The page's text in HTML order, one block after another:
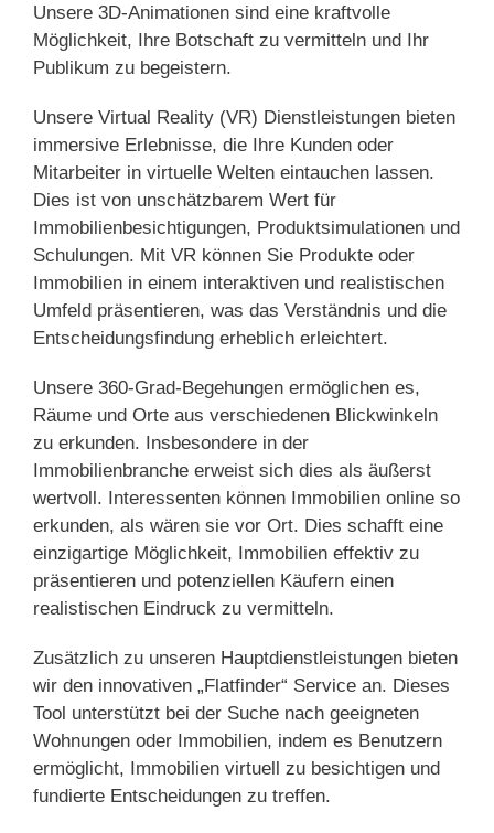
Unsere 3D-Animationen sind eine kraftvolle
Möglichkeit, Ihre Botschaft zu vermitteln und Ihr
Publikum zu begeistern.
Unsere Virtual Reality (VR) Dienstleistungen bieten
immersive Erlebnisse, die Ihre Kunden oder
Mitarbeiter in virtuelle Welten eintauchen lassen.
Dies ist von unschätzbarem Wert für
Immobilienbesichtigungen, Produktsimulationen und
Schulungen. Mit VR können Sie Produkte oder
Immobilien in einem interaktiven und realistischen
Umfeld präsentieren, was das Verständnis und die
Entscheidungsfindung erheblich erleichtert.
Unsere 360-Grad-Begehungen ermöglichen es,
Räume und Orte aus verschiedenen Blickwinkeln
zu erkunden. Insbesondere in der
Immobilienbranche erweist sich dies als äußerst
wertvoll. Interessenten können Immobilien online so
erkunden, als wären sie vor Ort. Dies schafft eine
einzigartige Möglichkeit, Immobilien effektiv zu
präsentieren und potenziellen Käufern einen
realistischen Eindruck zu vermitteln.
Zusätzlich zu unseren Hauptdienstleistungen bieten
wir den innovativen „Flatfinder“ Service an. Dieses
Tool unterstützt bei der Suche nach geeigneten
Wohnungen oder Immobilien, indem es Benutzern
ermöglicht, Immobilien virtuell zu besichtigen und
fundierte Entscheidungen zu treffen.